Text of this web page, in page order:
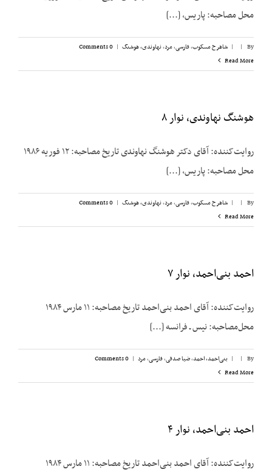
محل مصاحبه: پاریس، [...]
By
|
| شاهرخ مسکوب,فارسی,مرد,نهاوندی، هوشنگ |
0 Comments
Read More
هوشنگ نهاوندی، نوار ۸
روایت‌کننده: آقای دکتر هوشنگ نهاوندی تاریخ مصاحبه: ۱۲ فوریه ۱۹۸۶
محل مصاحبه: پاریس، [...]
By
|
| شاهرخ مسکوب,فارسی,مرد,نهاوندی، هوشنگ |
0 Comments
Read More
احمد بنی‌احمد، نوار ۷
روایت‌کننده: آقای احمد بنی‌احمد تاریخ مصاحبه: ۱۱ مارس ۱۹۸۴
محل‌مصاحبه: نیس ـ فرانسه [...]
By
|
| بنی‌احمد، احمد,ضیا صدقی,فارسی,مرد |
0 Comments
Read More
احمد بنی‌احمد، نوار ۴
روایت‌کننده: آقای احمد بنی‌احمد تاریخ مصاحبه: ۱۱ مارس ۱۹۸۴